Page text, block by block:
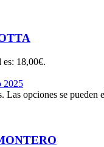
es: 18,00€.
Las opciones se pueden